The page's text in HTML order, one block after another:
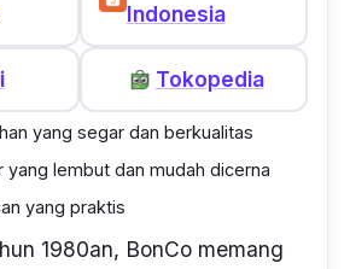
yang bisa dipilih agar si kecil
Indonesia
Tokopedia
yang segar dan berkualitas
yang lembut dan mudah dicerna
yang praktis
1980an, BonCo memang